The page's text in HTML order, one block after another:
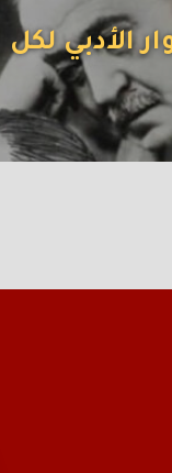
الأدبي لكل